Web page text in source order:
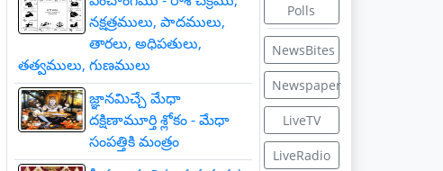
నక్షత్రములు, పాదములు,
తారలు, అధిపతులు,
తత్వములు, గుణములు
జ్ఞాన‌మిచ్చే మేధా
ద‌క్షిణామూర్తి శ్లోకం - మేధా
సంపత్తికి మంత్రం
Polls
NewsBites
Newspaper
LiveTV
LiveRadio